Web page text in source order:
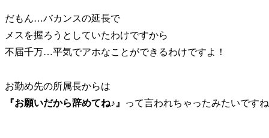
だもん…バカンスの延長で
メスを握ろうとしていたわけですから
不届千万…平気でアホなことができるわけですよ！
お勤め先の所属長からは
『お願いだから辞めてね♪』
って言われちゃったみたいです